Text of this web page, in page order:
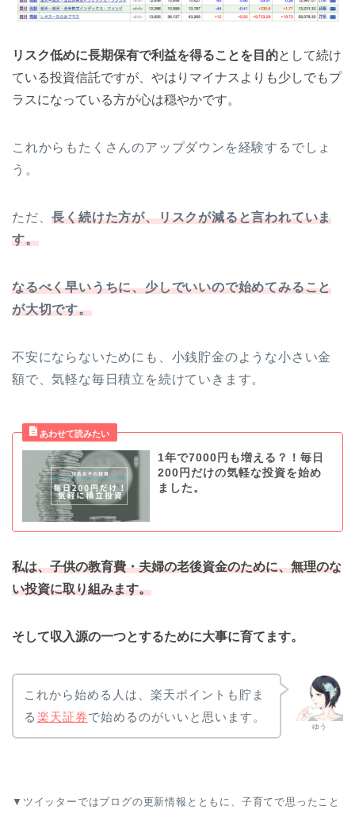
リスク低めに長期保有で利益を得ることを目的として続け
ている投資信託ですが、やはりマイナスよりも少しでもプ
ラスになっている方が心は穏やかです。
これからもたくさんのアップダウンを経験するでしょ
う。
ただ、長く続けた方が、リスクが減ると言われていま
す。
なるべく早いうちに、少しでいいので始めてみること
が大切です。
不安にならないためにも、小銭貯金のような小さい金
額で、気軽な毎日積立を続けていきます。
1年で7000円も増える？！毎日
200円だけの気軽な投資を始め
ました。
私は、子供の教育費・夫婦の老後資金のために、無理のな
い投資に取り組みます。
そして収入源の一つとするために大事に育てます。
ゆう
これから始める人は、楽天ポイントも貯ま
る 楽天証券で始めるのがいいと思います。
▼ツイッターではブログの更新情報とともに、子育てで思ったこと